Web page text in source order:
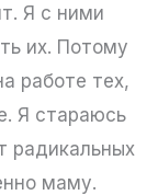
Я с ними
их. Потому
работе тех,
Я стараюсь
радикальных
маму.